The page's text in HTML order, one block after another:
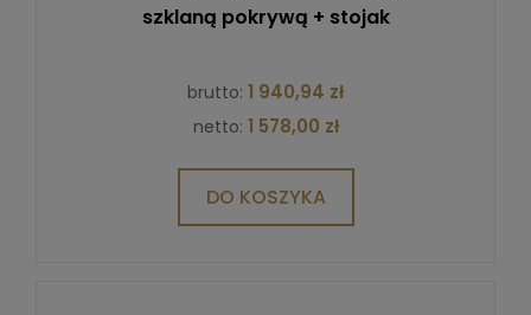
szklaną pokrywą + stojak
brutto: 1 940,94 zł
netto: 1 578,00 zł
DO KOSZYKA